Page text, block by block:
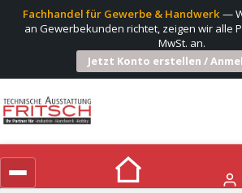
Fachhandel für Gewerbe & Handwerk—
an Gewerbekunden richtet, zeigen wir alle
MwSt. an.
Jetzt Konto erstellen /